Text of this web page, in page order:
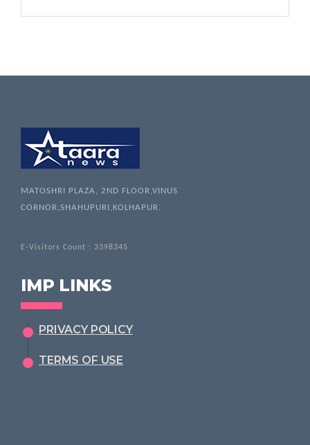
MATOSHRI PLAZA, 2ND FLOOR,VINUS
CORNOR,SHAHUPURI,KOLHAPUR.
E-Visitors Count : 3398345
IMP LINKS
PRIVACY POLICY
TERMS OF USE